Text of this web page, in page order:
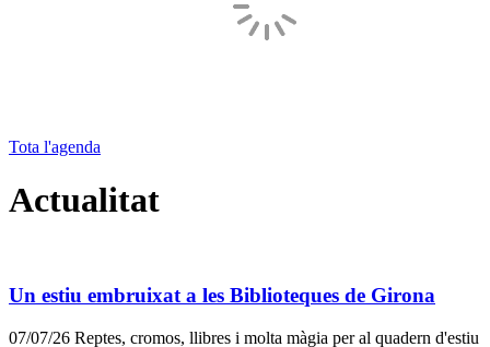
Tota l'agenda
Actualitat
Un estiu embruixat a les Biblioteques de Girona
07/07/26 Reptes, cromos, llibres i molta màgia per al quadern d'estiu